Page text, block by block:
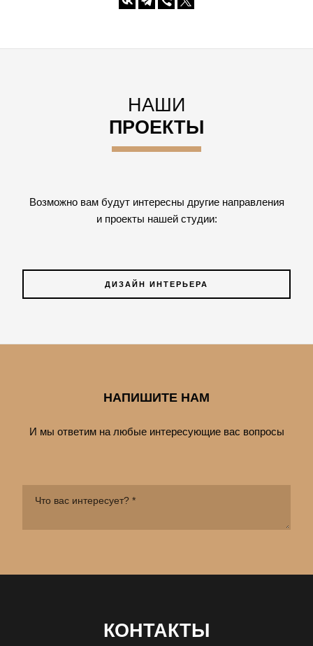
НАШИ
ПРОЕКТЫ
Возможно вам будут интересны другие направления
и проекты нашей студии:
ДИЗАЙН ИНТЕРЬЕРА
НАПИШИТЕ НАМ
И мы ответим на любые интересующие вас вопросы
КОНТАКТЫ